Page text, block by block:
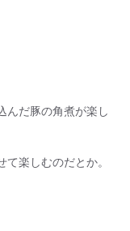
んだ豚の角煮が楽し
楽しむのだとか。